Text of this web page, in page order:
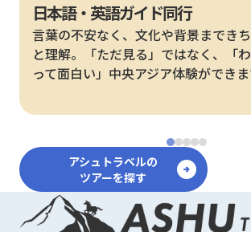
日本語・英語ガイド同行
言葉の不安なく、文化や背景までき
と理解。「ただ見る」ではなく、「
って面白い」中央アジア体験ができま
アシュトラベルの
ツアーを探す